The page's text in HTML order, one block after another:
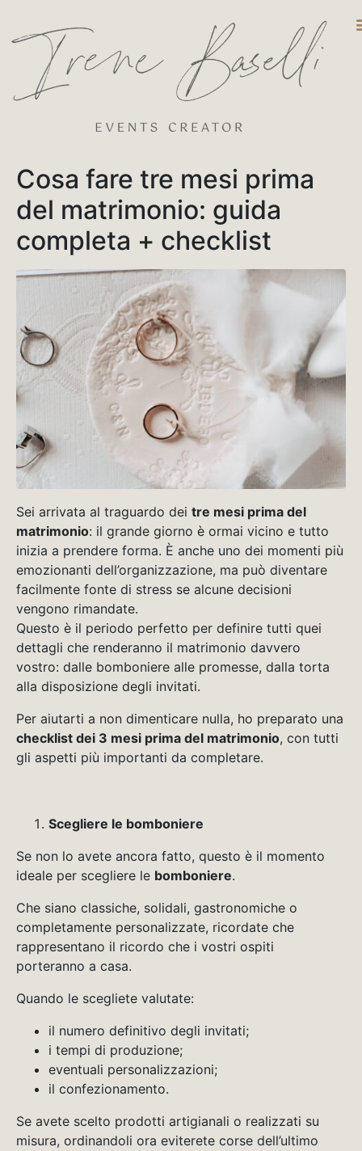
Cosa fare tre mesi prima
del matrimonio: guida
completa + checklist
Sei arrivata al traguardo dei tre mesi prima del
matrimonio: il grande giorno è ormai vicino e tutto
inizia a prendere forma. È anche uno dei momenti più
emozionanti dell’organizzazione, ma può diventare
facilmente fonte di stress se alcune decisioni
vengono rimandate.
Questo è il periodo perfetto per definire tutti quei
dettagli che renderanno il matrimonio davvero
vostro: dalle bomboniere alle promesse, dalla torta
alla disposizione degli invitati.
Per aiutarti a non dimenticare nulla, ho preparato una
checklist dei 3 mesi prima del matrimonio, con tutti
gli aspetti più importanti da completare.
Scegliere le bomboniere
Se non lo avete ancora fatto, questo è il momento
ideale per scegliere le bomboniere.
Che siano classiche, solidali, gastronomiche o
completamente personalizzate, ricordate che
rappresentano il ricordo che i vostri ospiti
porteranno a casa.
Quando le scegliete valutate:
il numero definitivo degli invitati;
i tempi di produzione;
eventuali personalizzazioni;
il confezionamento.
Se avete scelto prodotti artigianali o realizzati su
misura, ordinandoli ora eviterete corse dell’ultimo